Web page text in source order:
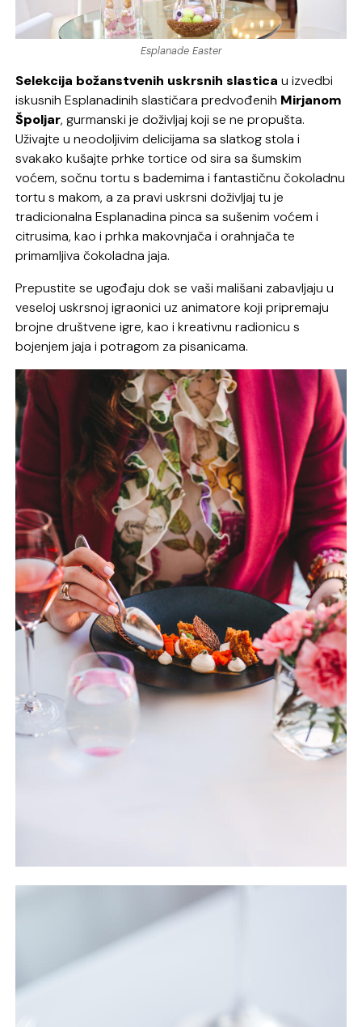
Esplanade Easter
Selekcija božanstvenih uskrsnih slastica u izvedbi
iskusnih Esplanadinih slastičara predvođenih Mirjanom
Špoljar, gurmanski je doživljaj koji se ne propušta.
Uživajte u neodoljivim delicijama sa slatkog stola i
svakako kušajte prhke tortice od sira sa šumskim
voćem, sočnu tortu s bademima i fantastičnu čokoladnu
tortu s makom, a za pravi uskrsni doživljaj tu je
tradicionalna Esplanadina pinca sa sušenim voćem i
citrusima, kao i prhka makovnjača i orahnjača te
primamljiva čokoladna jaja.
Prepustite se ugođaju dok se vaši mališani zabavljaju u
veseloj uskrsnoj igraonici uz animatore koji pripremaju
brojne društvene igre, kao i kreativnu radionicu s
bojenjem jaja i potragom za pisanicama.